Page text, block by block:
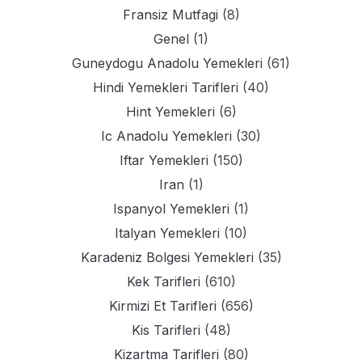
Fransiz Mutfagi (8)
Genel (1)
Guneydogu Anadolu Yemekleri (61)
Hindi Yemekleri Tarifleri (40)
Hint Yemekleri (6)
Ic Anadolu Yemekleri (30)
Iftar Yemekleri (150)
Iran (1)
Ispanyol Yemekleri (1)
Italyan Yemekleri (10)
Karadeniz Bolgesi Yemekleri (35)
Kek Tarifleri (610)
Kirmizi Et Tarifleri (656)
Kis Tarifleri (48)
Kizartma Tarifleri (80)